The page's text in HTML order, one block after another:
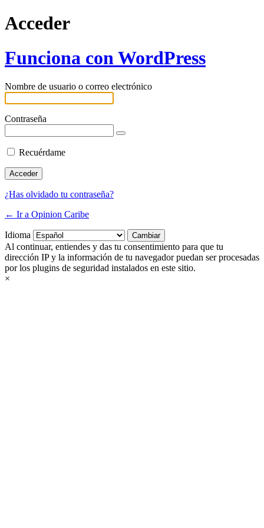
Acceder
Funciona con WordPress
Nombre de usuario o correo electrónico
Contraseña
Recuérdame
¿Has olvidado tu contraseña?
← Ir a Opinion Caribe
Idioma
Al continuar, entiendes y das tu consentimiento para que tu
dirección IP y la información de tu navegador puedan ser procesadas
por los plugins de seguridad instalados en este sitio.
×